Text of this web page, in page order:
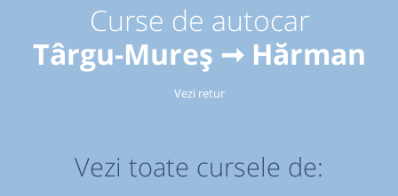
Curse de autocar
Târgu-Mureș ➞ Hărman
Vezi retur
Vezi toate cursele de: